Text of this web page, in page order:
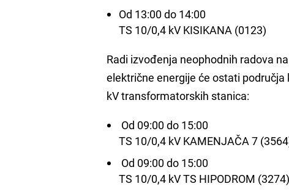
Od 13:00 do 14:00
TS 10/0,4 kV KISIKANA (0123)
Radi izvođenja neophodnih radova
električne energije će ostati
kV transformatorskih stanica:
Od 09:00 do 15:00
TS 10/0,4 kV KAMENJAČA 7
Od 09:00 do 15:00
TS 10/0,4 kV TS HIPODROM (3274)